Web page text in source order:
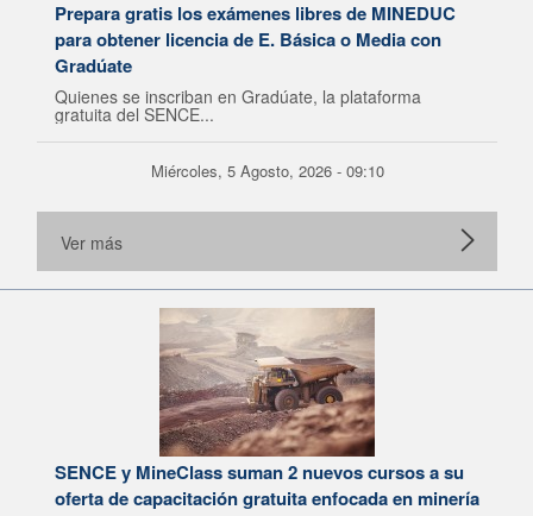
Prepara gratis los exámenes libres de MINEDUC
para obtener licencia de E. Básica o Media con
Gradúate
Quienes se inscriban en Gradúate, la plataforma
gratuita del SENCE...
Miércoles, 5 Agosto, 2026 - 09:10
Ver más
SENCE y MineClass suman 2 nuevos cursos a su
oferta de capacitación gratuita enfocada en minería